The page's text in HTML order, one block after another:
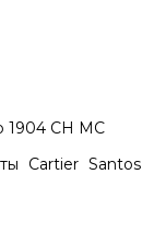
1904 CH MC
Cartier Santos